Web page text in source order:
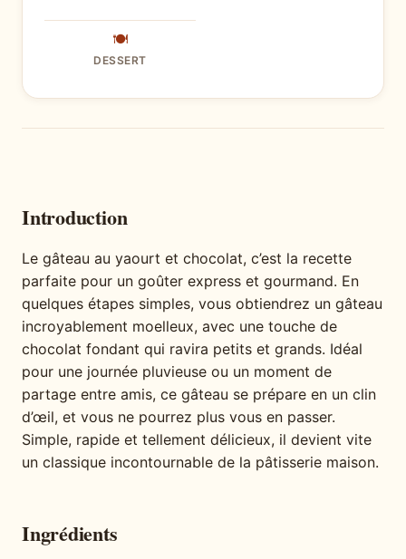
🍽
DESSERT
Introduction
Le gâteau au yaourt et chocolat, c’est la recette
parfaite pour un goûter express et gourmand. En
quelques étapes simples, vous obtiendrez un gâteau
incroyablement moelleux, avec une touche de
chocolat fondant qui ravira petits et grands. Idéal
pour une journée pluvieuse ou un moment de
partage entre amis, ce gâteau se prépare en un clin
d’œil, et vous ne pourrez plus vous en passer.
Simple, rapide et tellement délicieux, il devient vite
un classique incontournable de la pâtisserie maison.
Ingrédients